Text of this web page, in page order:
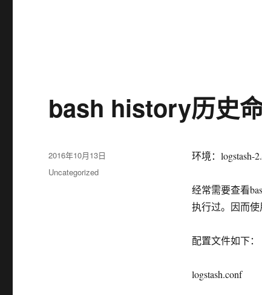
bash history历史
环境：logstash-
经常需要查看
执行过。因而使
配置文件如下：
logstash.conf
发
布
2016年10月13日
分
Uncategorized